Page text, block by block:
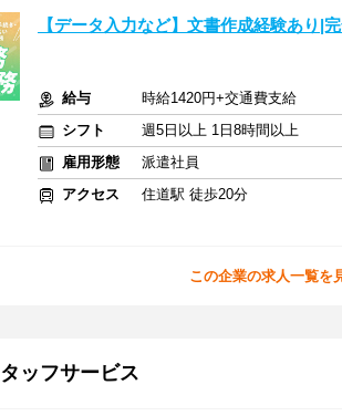
【データ入力など】文書作成経験あり|
給与
時給1420円+交通費支給
シフト
週5日以上 1日8時間以上
雇用形態
派遣社員
アクセス
住道駅 徒歩20分
この企業の求人一覧を
ッフサービス